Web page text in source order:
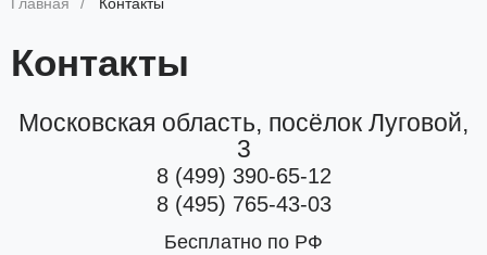
КОНТАКТЫ
Главная Контакты
Контакты
Московская область, посёлок Луговой,
3
8 (499) 390-65-12
8 (495) 765-43-03
Бесплатно по РФ